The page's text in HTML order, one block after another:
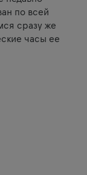
по всей
сразу же
часы ее